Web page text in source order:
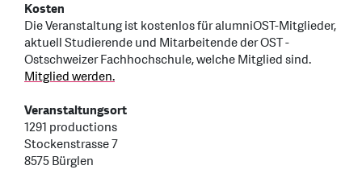
Kosten
Die Veranstaltung ist kostenlos für alumniOST-Mitglieder,
aktuell Studierende und Mitarbeitende der OST -
Ostschweizer Fachhochschule, welche Mitglied sind.
Mitglied werden.
Veranstaltungsort
1291 productions
Stockenstrasse 7
8575 Bürglen